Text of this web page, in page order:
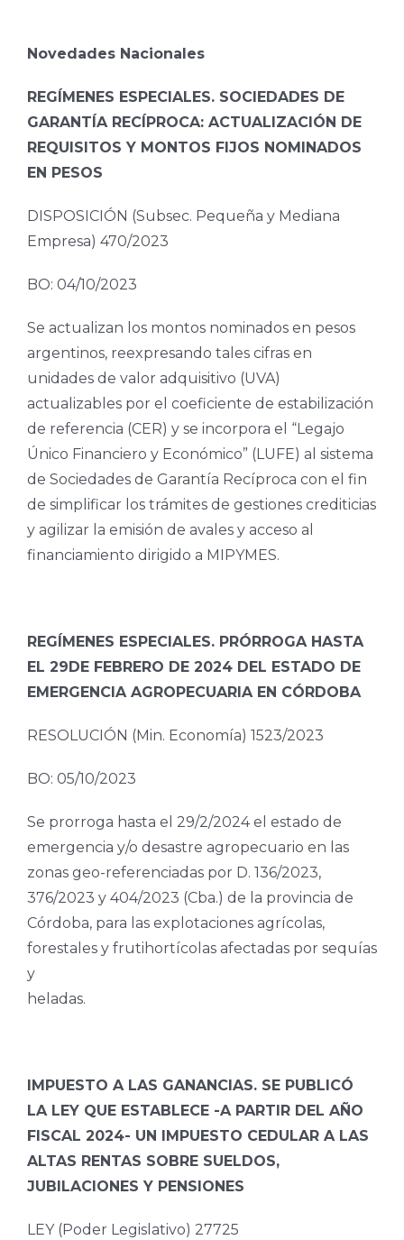
Novedades Nacionales
REGÍMENES ESPECIALES. SOCIEDADES DE
GARANTÍA RECÍPROCA: ACTUALIZACIÓN DE
REQUISITOS Y MONTOS FIJOS NOMINADOS
EN PESOS
DISPOSICIÓN (Subsec. Pequeña y Mediana
Empresa) 470/2023
BO: 04/10/2023
Se actualizan los montos nominados en pesos
argentinos, reexpresando tales cifras en
unidades de valor adquisitivo (UVA)
actualizables por el coeficiente de estabilización
de referencia (CER) y se incorpora el “Legajo
Único Financiero y Económico” (LUFE) al sistema
de Sociedades de Garantía Recíproca con el fin
de simplificar los trámites de gestiones crediticias
y agilizar la emisión de avales y acceso al
financiamiento dirigido a MIPYMES.
REGÍMENES ESPECIALES. PRÓRROGA HASTA
EL 29DE FEBRERO DE 2024 DEL ESTADO DE
EMERGENCIA AGROPECUARIA EN CÓRDOBA
RESOLUCIÓN (Min. Economía) 1523/2023
BO: 05/10/2023
Se prorroga hasta el 29/2/2024 el estado de
emergencia y/o desastre agropecuario en las
zonas geo-referenciadas por D. 136/2023,
376/2023 y 404/2023 (Cba.) de la provincia de
Córdoba, para las explotaciones agrícolas,
forestales y frutihortícolas afectadas por sequías
y
heladas.
IMPUESTO A LAS GANANCIAS. SE PUBLICÓ
LA LEY QUE ESTABLECE -A PARTIR DEL AÑO
FISCAL 2024- UN IMPUESTO CEDULAR A LAS
ALTAS RENTAS SOBRE SUELDOS,
JUBILACIONES Y PENSIONES
LEY (Poder Legislativo) 27725